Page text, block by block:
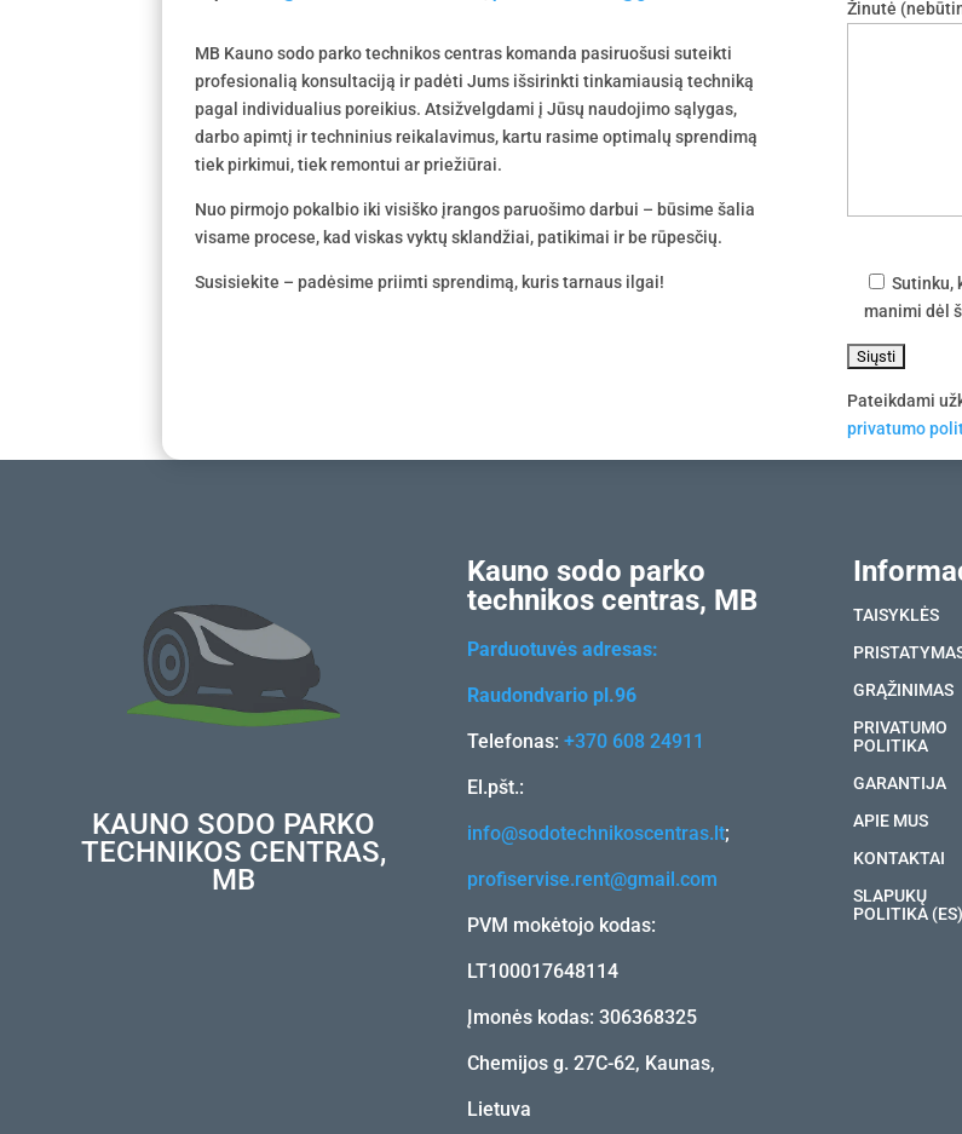
MB Kauno sodo parko technikos centras komanda pasiruošusi suteikti
profesionalią konsultaciją ir padėti Jums išsirinkti tinkamiausią techniką
pagal individualius poreikius. Atsižvelgdami į Jūsų naudojimo sąlygas,
darbo apimtį ir techninius reikalavimus, kartu rasime optimalų sprendimą
tiek pirkimui, tiek remontui ar priežiūrai.
Nuo pirmojo pokalbio iki visiško įrangos paruošimo darbui – būsime šalia
visame procese, kad viskas vyktų sklandžiai, patikimai ir be rūpesčių.
Susisiekite – padėsime priimti sprendimą, kuris tarnaus ilgai!
Žinutė
Sutinku,
manimi dėl
Pateikdami
privatumo
KAUNO SODO PARKO
TECHNIKOS CENTRAS,
MB
Kauno sodo parko
technikos centras, MB
Parduotuvės adresas:
Raudondvario pl.96
Telefonas:+370 608 24911
El.pšt.:
info@sodotechnikoscentras.lt;
profiservise.rent@gmail.com
PVM mokėtojo kodas:
LT100017648114
Įmonės kodas: 306368325
Chemijos g. 27C-62, Kaunas,
Lietuva
TAISYKLĖS
GRĄŽINIMAS
PRIVATUMO
POLITIKA
GARANTIJA
APIE MUS
KONTAKTAI
SLAPUKŲ
POLITIKA (ES)